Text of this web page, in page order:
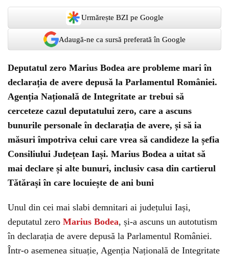
Urmărește BZI pe Google
Adaugă-ne ca sursă preferată în Google
Deputatul zero Marius Bodea are probleme mari în
declarația de avere depusă la Parlamentul României.
Agenția Națională de Integritate ar trebui să
cerceteze cazul deputatului zero, care a ascuns
bunurile personale în declarația de avere, și să ia
măsuri împotriva celui care vrea să candideze la șefia
Consiliului Județean Iași. Marius Bodea a uitat să
mai declare și alte bunuri, inclusiv casa din cartierul
Tătărași în care locuiește de ani buni
Unul din cei mai slabi demnitari ai județului Iași,
deputatul zero Marius Bodea, și-a ascuns un autotutism
în declarația de avere depusă la Parlamentul României.
Într-o asemenea situație, Agenția Națională de Integritate